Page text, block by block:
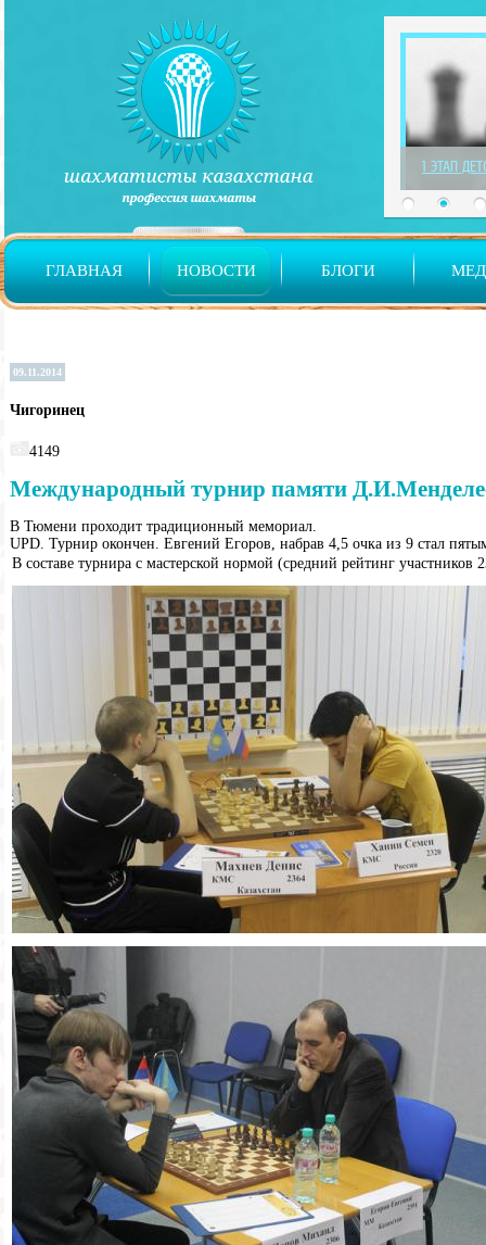
ГЛАВНАЯ НОВОСТИ БЛОГИ
1 ЭТАП
09.11.2014
Чигоринец
4149
Международный турнир памяти
В Тюмени проходит традиционный мемориал.
UPD. Турнир окончен. Евгений Егоров, набрав 4,5 очка из 9 стал
В составе турнира с мастерской нормой (средний рейтинг